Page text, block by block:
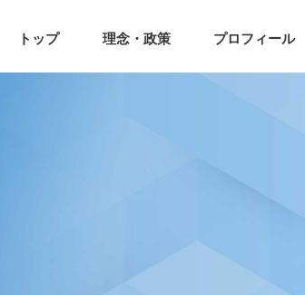
トップ 理念・政策 プロフィール